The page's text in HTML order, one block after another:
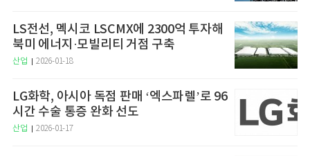
LS전선, 멕시코 LSCMX에 2300억 투자해
북미 에너지·모빌리티 거점 구축
산업 2026-01-18
LG화학, 아시아 독점 판매 ‘엑스파렐’로 96
시간 수술 통증 완화 선도
산업 2026-01-17